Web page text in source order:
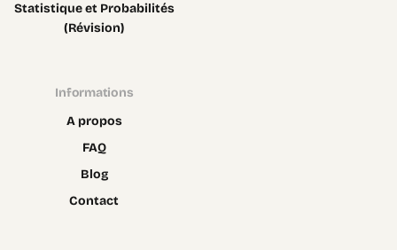
Statistique et Probabilités
(Révision)
Informations
A propos
FAQ
Blog
Contact